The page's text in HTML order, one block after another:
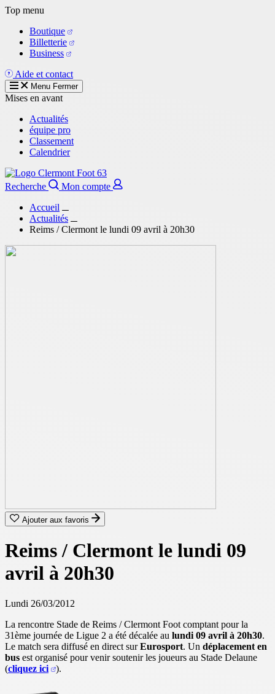
Aller
contenu
principal
Top menu
Boutique
Billetterie
Business
Aide et contact
Menu Fermer
Mises en avant
Actualités
équipe pro
Classement
Calendrier
Recherche
Mon compte
Accueil
Actualités
Reims / Clermont le lundi 09 avril à 20h30
Ajouter aux favoris
Reims / Clermont le lundi 09
avril à 20h30
Lundi 26/03/2012
La rencontre Stade de Reims / Clermont Foot comptant pour la
31ème journée de Ligue 2 a été décalée au lundi 09 avril à 20h30.
Le match sera diffusé en direct surEurosport. Un déplacement en
bus est organisé pour venir soutenir les joueurs au Stade Delaune
(cliquez ici ).